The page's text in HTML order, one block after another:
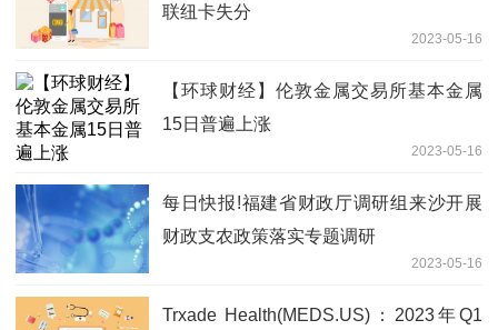
联纽卡失分
2023-05-16
【环球财经】伦敦金属交易所基本金属
15日普遍上涨
2023-05-16
每日快报!福建省财政厅调研组来沙开展
财政支农政策落实专题调研
2023-05-16
Trxade Health(MEDS.US)：2023年Q1